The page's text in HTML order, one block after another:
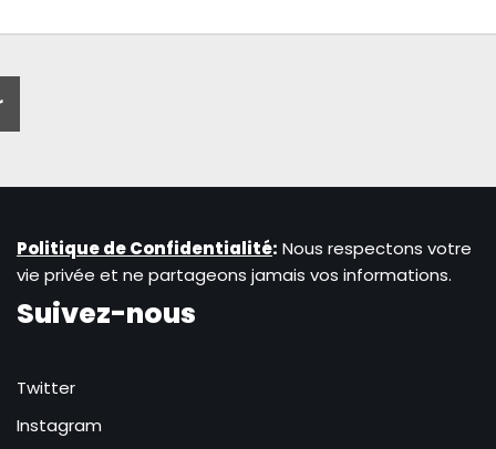
Politique de Confidentialité: Nous respectons votre
vie privée et ne partageons jamais vos informations.
Suivez-nous
Twitter
Instagram